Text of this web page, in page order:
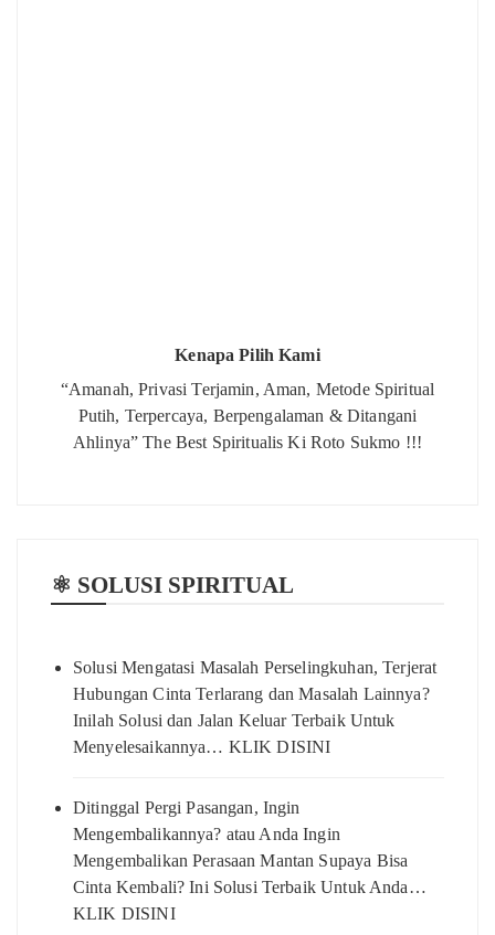
Kenapa Pilih Kami
“Amanah, Privasi Terjamin, Aman, Metode Spiritual
Putih, Terpercaya, Berpengalaman & Ditangani
Ahlinya” The Best Spiritualis Ki Roto Sukmo !!!
⚛️ SOLUSI SPIRITUAL
Solusi Mengatasi Masalah Perselingkuhan, Terjerat
Hubungan Cinta Terlarang dan Masalah Lainnya?
Inilah Solusi dan Jalan Keluar Terbaik Untuk
Menyelesaikannya… KLIK DISINI
Ditinggal Pergi Pasangan, Ingin
Mengembalikannya? atau Anda Ingin
Mengembalikan Perasaan Mantan Supaya Bisa
Cinta Kembali? Ini Solusi Terbaik Untuk Anda…
KLIK DISINI